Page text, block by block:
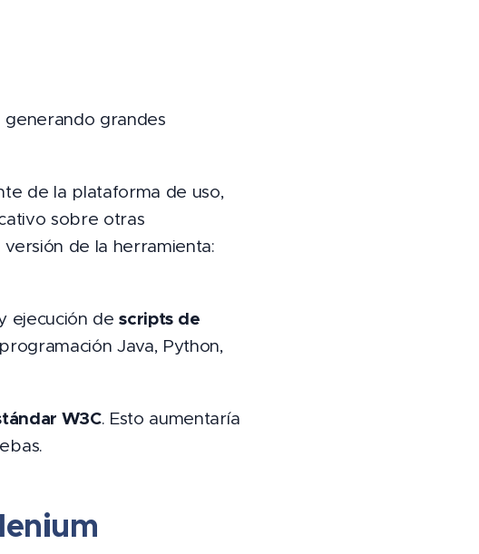
grandes
de la plataforma de uso,
sobre otras
de la herramienta:
ejecución descripts de
Java, Python,
W3C. Esto aumentaría